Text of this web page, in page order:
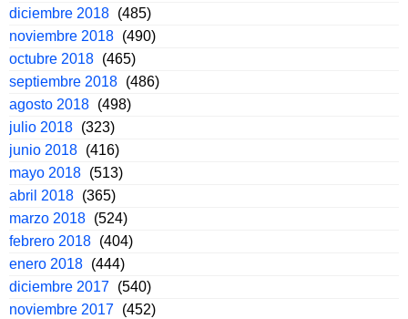
diciembre 2018 (485)
noviembre 2018 (490)
octubre 2018 (465)
septiembre 2018 (486)
agosto 2018 (498)
julio 2018 (323)
junio 2018 (416)
mayo 2018 (513)
abril 2018 (365)
marzo 2018 (524)
febrero 2018 (404)
enero 2018 (444)
diciembre 2017 (540)
noviembre 2017 (452)